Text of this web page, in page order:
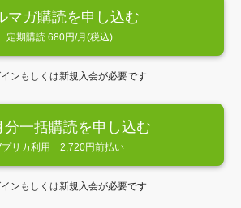
マガ購読を申し込む
定期購読 680円/月(税込)
ンもしくは新規入会が必要です
分一括購読を申し込む
プリカ利用 2,720円前払い
ンもしくは新規入会が必要です